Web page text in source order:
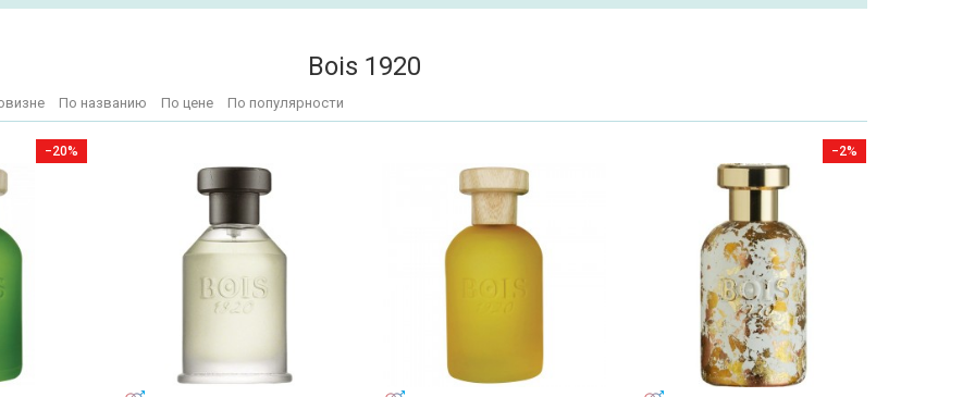
Bois 1920
По названию По цене По популярности
−20% −2%